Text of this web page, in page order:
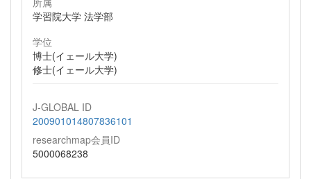
学習院大学 法学部
学位
博士(イェール大学)
修士(イェール大学)
J-GLOBAL ID
200901014807836101
researchmap会員ID
5000068238